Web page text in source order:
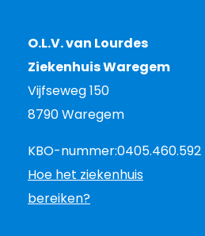
O.L.V. van Lourdes
Ziekenhuis Waregem
Vijfseweg 150
8790 Waregem
KBO-nummer:0405.460.592
Hoe het ziekenhuis
bereiken?